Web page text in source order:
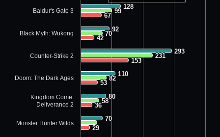
128
128
92
92
293
293
110
110
80
80
70
70
99
99
70
70
231
231
82
82
58
58
67
67
42
42
153
153
53
53
36
36
29
29
Baldur's Gate 3
Black Myth: Wukong
Counter-Strike 2
Doom: The Dark Ages
Kingdom Come:
Deliverance 2
Monster Hunter Wilds